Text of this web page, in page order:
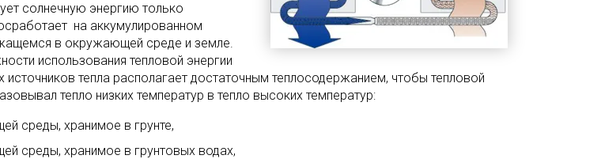
солнечную энергию только
на аккумулированном
в окружающей среде и земле.
использования тепловой энергии
тепла располагает достаточным теплосодержанием, чтобы тепловой
тепло низких температур в тепло высоких температур:
среды, хранимое в грунте,
среды, хранимое в грунтовых водах,